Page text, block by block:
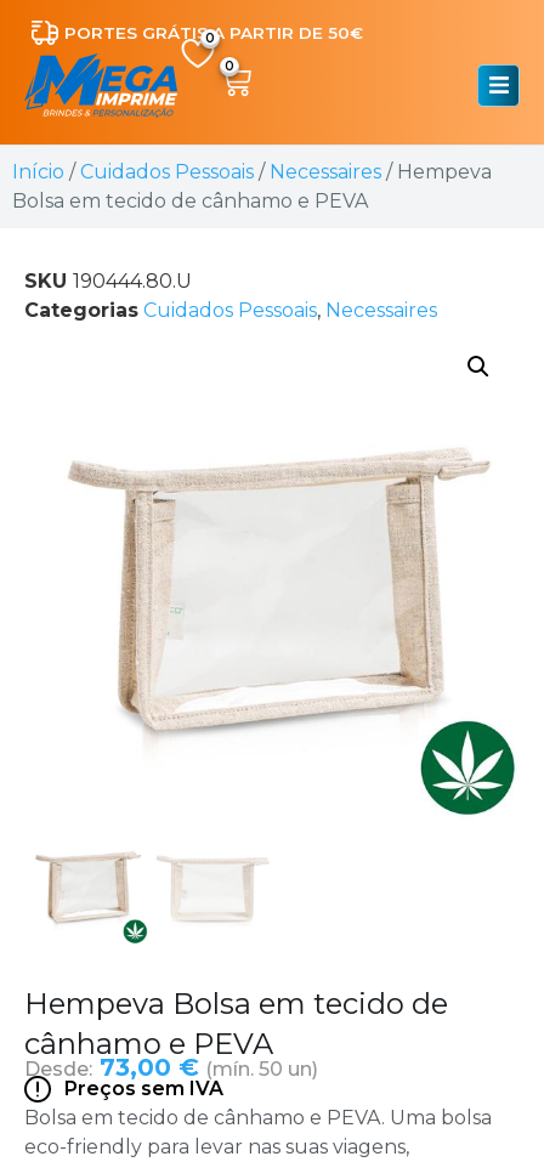
PORTES GRÁTIS A PARTIR DE 50€
0
Início /Cuidados Pessoais / Necessaires / Hempeva
Bolsa em tecido de cânhamo e PEVA
SKU 190444.80.U
Categorias Cuidados Pessoais, Necessaires
Hempeva Bolsa em tecido de
cânhamo e PEVA
Desde: 73,00 € (mín. 50 un)
Preços sem IVA
Bolsa em tecido de cânhamo e PEVA. Uma bolsa
eco-friendly para levar nas suas viagens,